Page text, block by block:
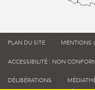
PLAN DU SITE MENTIONS
ACCESSIBILITÉ : NON
DÉLIBÉRATIONS